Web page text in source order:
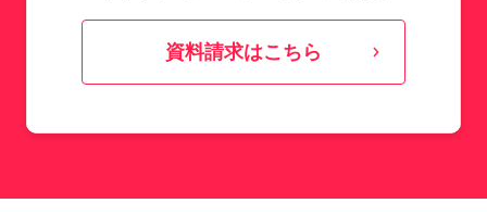
資料請求はこちら